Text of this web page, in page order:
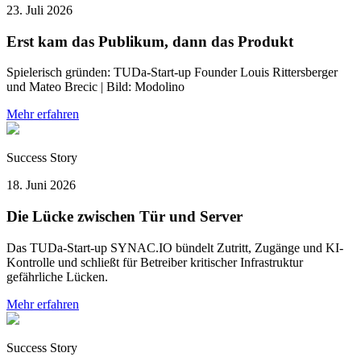
23. Juli 2026
Erst kam das Publikum, dann das Produkt
Spielerisch gründen: TUDa-Start-up Founder Louis Rittersberger
und Mateo Brecic | Bild: Modolino
Mehr erfahren
Success Story
18. Juni 2026
Die Lücke zwischen Tür und Server
Das TUDa-Start-up SYNAC.IO bündelt Zutritt, Zugänge und KI-
Kontrolle und schließt für Betreiber kritischer Infrastruktur
gefährliche Lücken.
Mehr erfahren
Success Story